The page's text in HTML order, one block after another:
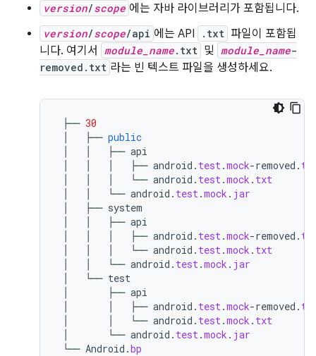
version/scope 에는 자바 라이브러리가 포함됩니다.
version/scope/api 에는 API .txt 파일이 포함됩
니다. 여기서
module_name.txt 및 module_name-
removed.txt 라는 빈 텍스트 파일을 생성하세요.
├── 30
├── public
├── api
├── android . test.mock-removed .
└── android . test.mock . txt
└── android . test.mock . jar
├── system
├── api
├── android . test.mock-removed .
└── android . test.mock . txt
└── android . test.mock . jar
└── test
├── api
├── android . test.mock-removed .
└── android . test.mock . txt
└── android . test.mock . jar
└── Android .bp